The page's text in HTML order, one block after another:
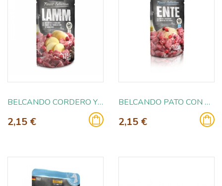
BELCANDO CORDERO Y PATATA CON ARANDANOS 125GR
2,15 €
BELCANDO PATO CON ARROZ Y ARANDANOS 125GR
2,15 €